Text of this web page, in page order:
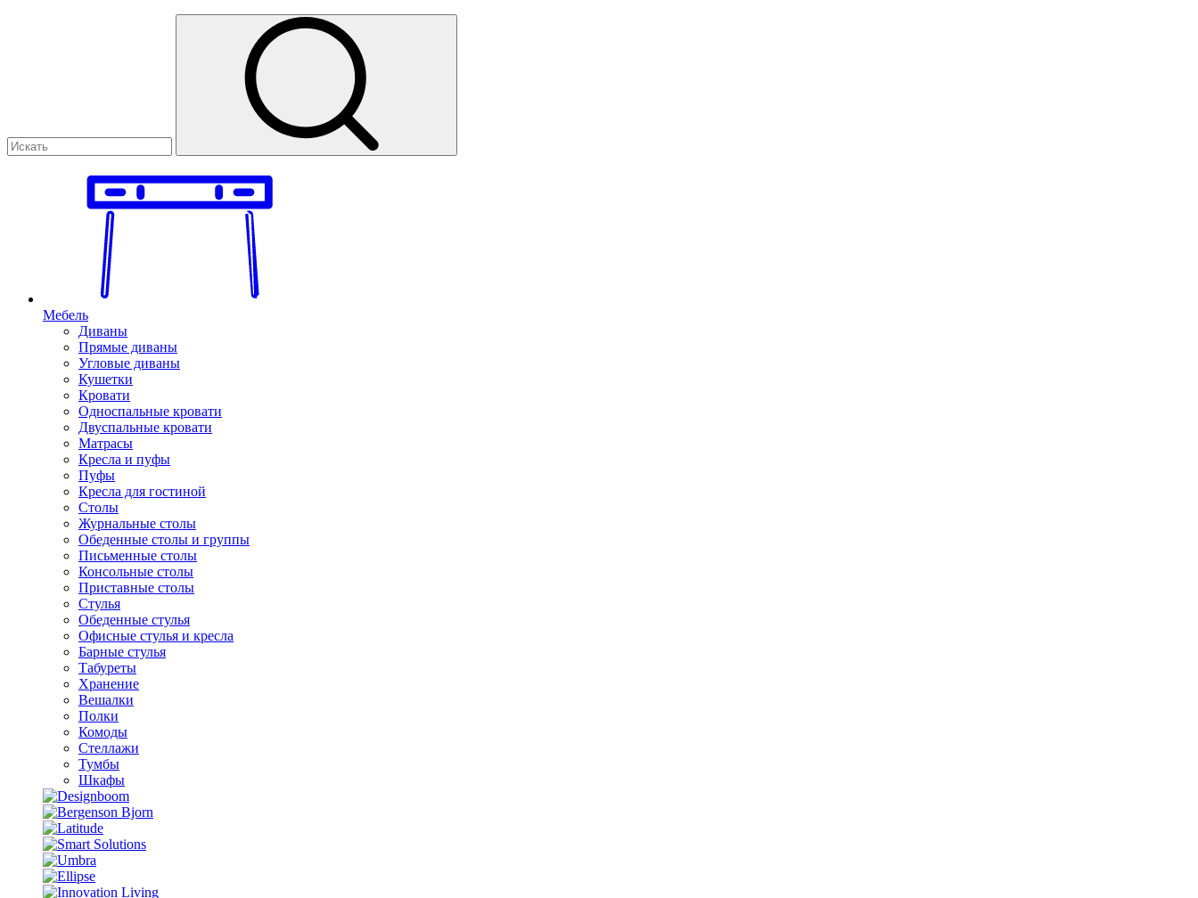
Мебель
Диваны
Прямые диваны
Угловые диваны
Кушетки
Кровати
Односпальные кровати
Двуспальные кровати
Матрасы
Кресла и пуфы
Пуфы
Кресла для гостиной
Столы
Журнальные столы
Обеденные столы и группы
Письменные столы
Консольные столы
Приставные столы
Стулья
Обеденные стулья
Офисные стулья и кресла
Барные стулья
Табуреты
Хранение
Вешалки
Полки
Комоды
Стеллажи
Тумбы
Шкафы